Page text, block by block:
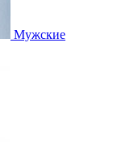
Мужские